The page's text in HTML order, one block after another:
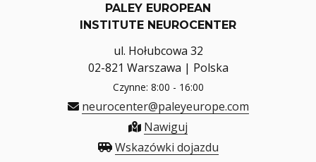
PALEY EUROPEAN
INSTITUTE NEUROCENTER
ul. Hołubcowa 32
02-821 Warszawa | Polska
Czynne: 8:00 - 16:00
neurocenter@paleyeurope.com
Nawiguj
Wskazówki dojazdu